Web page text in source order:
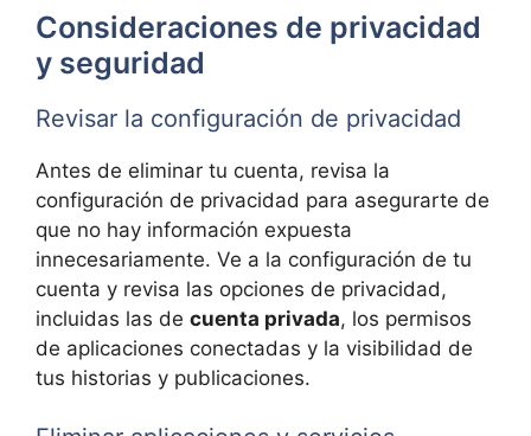
Consideraciones de privacidad
y seguridad
Revisar la configuración de privacidad
Antes de eliminar tu cuenta, revisa la
configuración de privacidad para asegurarte de
que no hay información expuesta
innecesariamente. Ve a la configuración de tu
cuenta y revisa las opciones de privacidad,
incluidas las de cuenta privada, los permisos
de aplicaciones conectadas y la visibilidad de
tus historias y publicaciones.